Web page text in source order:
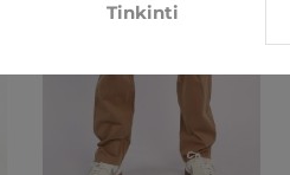
Tinkinti